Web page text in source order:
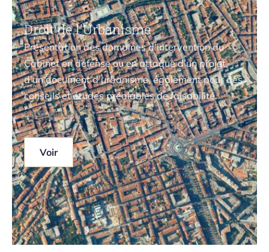
Droit de l'Urbanisme
Présentation des domaines d’intervention du
Cabinet en défense ou en attaque d’un projet,
d’un document d’urbanisme, également pour des
conseils et études préalables de faisabilité.En
savoir plus [+]
Voir